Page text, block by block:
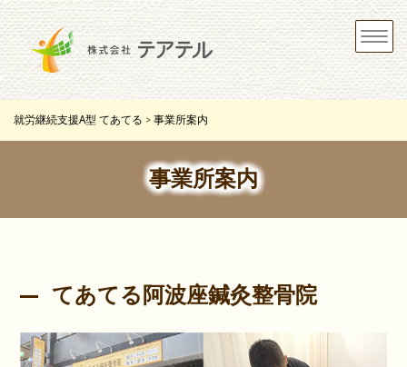
Toggle
就労継続支援A型 てあてる > 事業所案内
事業所案内
てあてる阿波座鍼灸整骨院